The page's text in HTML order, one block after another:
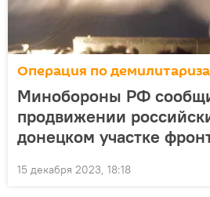
Операция по
Минобороны РФ
продвижении
донецком участке
15 декабря 2023, 18:18